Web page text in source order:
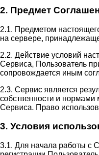
2. Предмет
2.1. Предметом
на сервере,
2.2. Действие условий
Сервиса, Пользователь
сопровождается иным
2.3. Сервис является
собственности и
Сервиса. Право
3. Условия
3.1. Для начала работы с